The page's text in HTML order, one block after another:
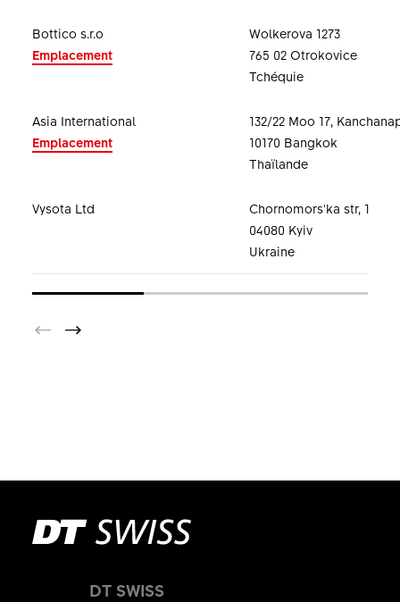
Bottico s.r.o
Emplacement
Wolkerova 1273
765 02 Otrokovice
Tchéquie
Asia International
Emplacement
132/22 Moo 17,
10170 Bangkok
Thaïlande
Vysota Ltd
Chornomors'ka str, 1
04080 Kyiv
Ukraine
DT SWISS